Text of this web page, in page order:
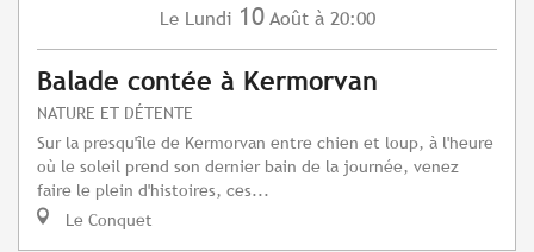
Le Lundi 10 Août à 20:00
Balade contée à Kermorvan
NATURE ET DÉTENTE
Sur la presqu'île de Kermorvan entre chien et loup, à l'heure
où le soleil prend son dernier bain de la journée, venez
faire le plein d'histoires, ces...
Le Conquet